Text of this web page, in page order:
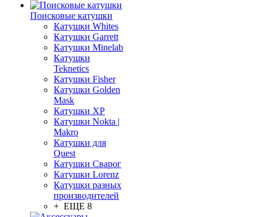
Поисковые катушки
Катушки Whites
Катушки Garrett
Катушки Minelab
Катушки
Teknetics
Катушки Fisher
Катушки Golden
Mask
Катушки XP
Катушки Nokta |
Makro
Катушки для
Quest
Катушки Сварог
Катушки Lorenz
Катушки разных
производителей
+ ЕЩЕ 8